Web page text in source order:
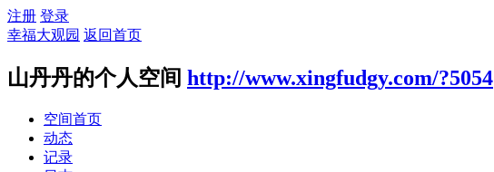
注册 登录
幸福大观园 返回首页
山丹丹的个人空间 http://www.xingfudgy.com/?5054
空间首页
动态
记录